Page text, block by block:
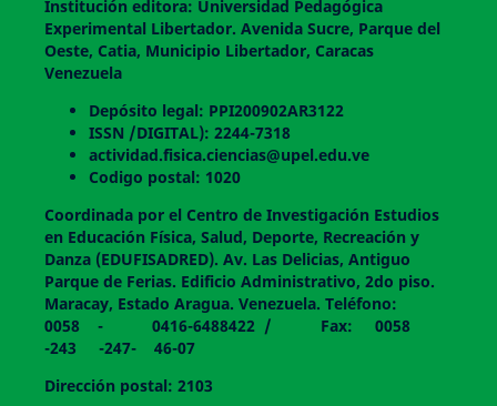
Institución editora: Universidad Pedagógica
Experimental Libertador. Avenida Sucre, Parque del
Oeste, Catia, Municipio Libertador, Caracas
Venezuela
Depósito legal: PPI200902AR3122
ISSN /DIGITAL): 2244-7318
actividad.fisica.ciencias@upel.edu.ve
Codigo postal: 1020
Coordinada por el Centro de Investigación Estudios
en Educación Física, Salud, Deporte, Recreación y
Danza (EDUFISADRED). Av. Las Delicias, Antiguo
Parque de Ferias. Edificio Administrativo, 2do piso.
Maracay, Estado Aragua. Venezuela. Teléfono:
0058 - 0416-6488422 / Fax: 0058
-243 -247- 46-07
Dirección postal: 2103